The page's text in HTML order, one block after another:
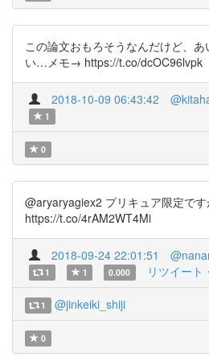
この論文おもろそうなんだけど、
い…メモ→ https://t.co/dcOC96lvpk
2018-10-09 06:43:42
1
0
@aryaryagiex2 プリキュア限定で
https://t.co/4rAM2WT4Mi
2018-09-24 22:01:51
1 1 0.000 リツイート
1 @jinkeiki_shiji
0